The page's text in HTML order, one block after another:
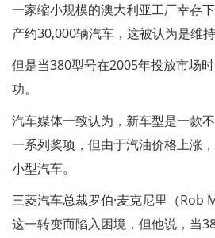
一家缩小规模的澳大利亚工厂幸存
产约30,000辆汽车，这被认为是维
但是当380型号在2005年投放市场
功。
汽车媒体一致认为，新车型是一款
一系列奖项，但由于汽油价格上涨
小型汽车。
三菱汽车总裁罗伯·麦克尼里（Rob
这一转变而陷入困境，但他说，当